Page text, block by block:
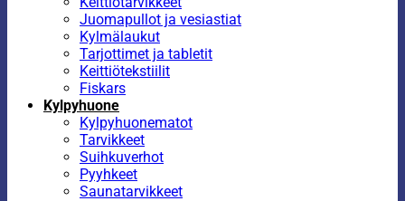
Juomapullot ja vesiastiat
Kylmälaukut
Tarjottimet ja tabletit
Keittiötekstiilit
Fiskars
Kylpyhuone
Kylpyhuonematot
Tarvikkeet
Suihkuverhot
Pyyhkeet
Saunatarvikkeet